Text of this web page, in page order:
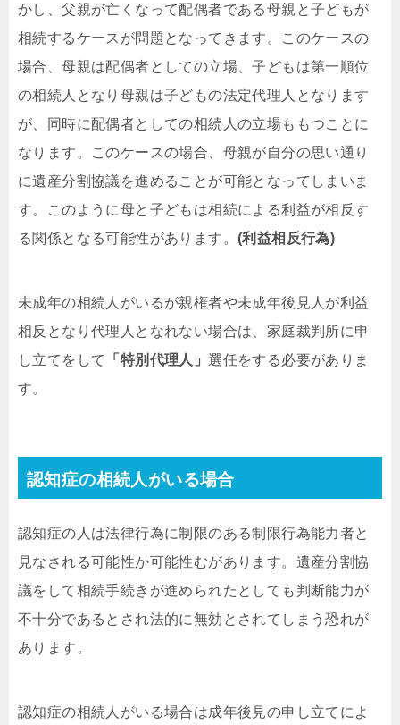
かし、父親が亡くなって配偶者である母親と子どもが
相続するケースが問題となってきます。このケースの
場合、母親は配偶者としての立場、子どもは第一順位
の相続人となり母親は子どもの法定代理人となります
が、同時に配偶者としての相続人の立場ももつことに
なります。このケースの場合、母親が自分の思い通り
に遺産分割協議を進めることが可能となってしまいま
す。このように母と子どもは相続による利益が相反す
る関係となる可能性があります。 (利益相反行為)
未成年の相続人がいるが親権者や未成年後見人が利益
相反となり代理人となれない場合は、家庭裁判所に申
し立てをして
「特別代理人」選任をする必要がありま
す。
認知症の相続人がいる場合
認知症の人は法律行為に制限のある制限行為能力者と
見なされる可能性か可能性むがあります。遺産分割協
議をして相続手続きが進められたとしても判断能力が
不十分であるとされ法的に無効とされてしまう恐れが
あります。
認知症の相続人がいる場合は成年後見の申し立てによ